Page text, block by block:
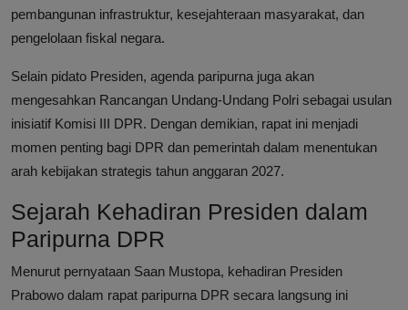
pembangunan infrastruktur, kesejahteraan masyarakat, dan
pengelolaan fiskal negara.
Selain pidato Presiden, agenda paripurna juga akan
mengesahkan Rancangan Undang-Undang Polri sebagai usulan
inisiatif Komisi III DPR. Dengan demikian, rapat ini menjadi
momen penting bagi DPR dan pemerintah dalam menentukan
arah kebijakan strategis tahun anggaran 2027.
Sejarah Kehadiran Presiden dalam
Paripurna DPR
Menurut pernyataan Saan Mustopa, kehadiran Presiden
Prabowo dalam rapat paripurna DPR secara langsung ini